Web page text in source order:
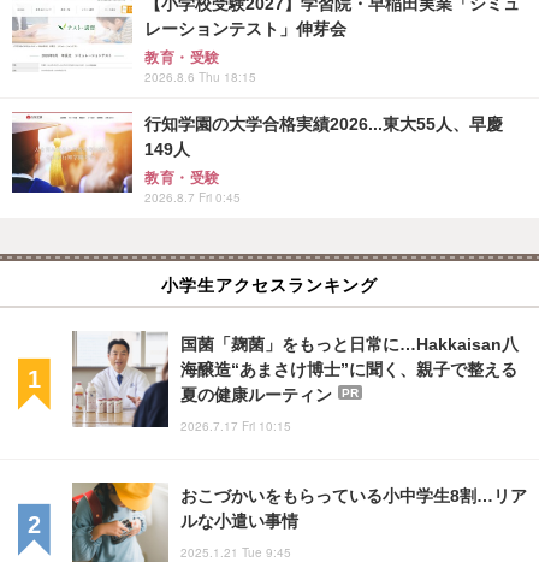
レーションテスト」伸芽会
教育・受験
2026.8.6 Thu 18:15
行知学園の大学合格実績2026...東大55人、早慶
149人
教育・受験
2026.8.7 Fri 0:45
小学生アクセスランキング
国菌「麹菌」をもっと日常に…Hakkaisan八
海醸造“あまさけ博士”に聞く、親子で整える
夏の健康ルーティン
PR
2026.7.17 Fri 10:15
おこづかいをもらっている小中学生8割…リア
ルな小遣い事情
2025.1.21 Tue 9:45